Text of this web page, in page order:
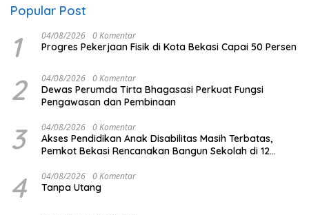
Popular Post
1 04/08/2026 0 Komentar
Progres Pekerjaan Fisik di Kota Bekasi Capai 50 Persen
2 04/08/2026 0 Komentar
Dewas Perumda Tirta Bhagasasi Perkuat Fungsi
Pengawasan dan Pembinaan
3 04/08/2026 0 Komentar
Akses Pendidikan Anak Disabilitas Masih Terbatas,
Pemkot Bekasi Rencanakan Bangun Sekolah di 12
4 04/08/2026 0 Komentar
Tanpa Utang